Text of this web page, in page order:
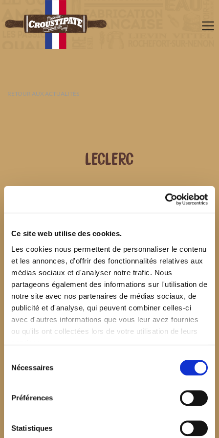
Ce site web utilise des cookies.
Les cookies nous permettent de personnaliser le contenu
et les annonces, d'offrir des fonctionnalités relatives aux
médias sociaux et d'analyser notre trafic. Nous
partageons également des informations sur l'utilisation de
notre site avec nos partenaires de médias sociaux, de
publicité et d'analyse, qui peuvent combiner celles-ci
avec d'autres informations que vous leur avez fournies
ou qu'ils ont collectées lors de votre utilisation de leurs
Nécessaires
Préférences
Statistiques
RETOUR AUX ACTUALITÉS
LECLERC